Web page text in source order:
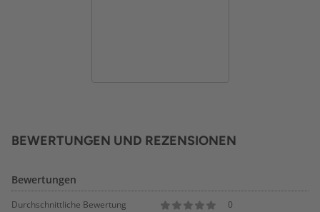
BEWERTUNGEN UND REZENSIONEN
Bewertungen
Durchschnittliche Bewertung 0